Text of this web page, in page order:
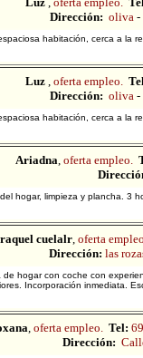
Dirección: oliva-
habitación, cerca a la
Luz , oferta empleo.
Dirección: oliva-
habitación, cerca a la
Ariadna, oferta empleo.
hogar, limpieza y plancha. 3
raquel cuelalr, oferta
Dirección: las
de hogar con coche con
Incorporación inmediata.
, oferta empleo. Tel:
Dirección: